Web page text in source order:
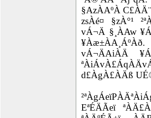
§AzÀAºÀ
zsÀé¤ §zÀ°¹
vÁ¬Ä §¸ÀAw
vÁ¬ÄAiÀÄ
d£ÀgÀ£ÀÄß
EªÉÄÃeï